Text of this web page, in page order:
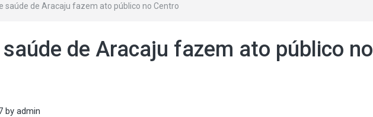
saúde de Aracaju fazem ato público no Centro
de Aracaju fazem ato público no
by admin